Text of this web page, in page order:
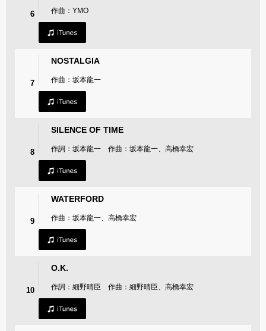
6 作曲：YMO
7
NOSTALGIA
作曲：坂本龍一
8
SILENCE OF TIME
作詞：坂本龍一 作曲：坂本龍一、高橋幸宏
9
WATERFORD
作曲：坂本龍一、高橋幸宏
10
O.K.
作詞：細野晴臣 作曲：細野晴臣、高橋幸宏